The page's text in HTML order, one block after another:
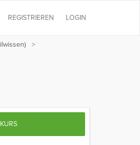
LOGIN
REGISTRIEREN